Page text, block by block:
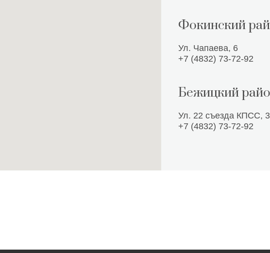
Фокинский
Ул. Чапаева, 6
+7 (4832) 73-72-92
Бежицкий
Ул. 22 съезда КПСС,
+7 (4832) 73-72-92